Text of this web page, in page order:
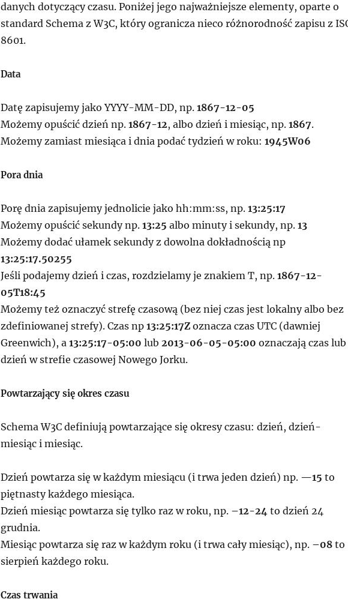
danych dotyczący czasu. Poniżej jego najważniejsze elementy, oparte o
standard Schema z W3C, który ogranicza nieco różnorodność zapisu z
8601.
Data
Datę zapisujemy jako YYYY-MM-DD, np. 1867-12-05
Możemy opuścić dzień np. 1867-12, albo dzień i miesiąc, np. 1867.
Możemy zamiast miesiąca i dnia podać tydzień w roku: 1945W06
Pora dnia
Porę dnia zapisujemy jednolicie jako hh:mm:ss, np. 13:25:17
Możemy opuścić sekundy np. 13:25 albo minuty i sekundy, np. 13
Możemy dodać ułamek sekundy z dowolna dokładnością np
13:25:17.50255
Jeśli podajemy dzień i czas, rozdzielamy je znakiem T, np. 1867-12-
05T18:45
Możemy też oznaczyć strefę czasową (bez niej czas jest lokalny albo bez
zdefiniowanej strefy). Czas np 13:25:17Zoznacza czas UTC (dawniej
Greenwich), a 13:25:17-05:00 lub 2013-06-05-05:00 oznaczają czas lub
dzień w strefie czasowej Nowego Jorku.
Powtarzający się okres czasu
Schema W3C definiują powtarzające się okresy czasu: dzień, dzień-
miesiąc i miesiąc.
Dzień powtarza się w każdym miesiącu (i trwa jeden dzień) np. —15 to
piętnasty każdego miesiąca.
Dzień miesiąc powtarza się tylko raz w roku, np. –12-24to dzień 24
grudnia.
Miesiąc powtarza się raz w każdym roku (i trwa cały miesiąc), np. –08to
sierpień każdego roku.
Czas trwania